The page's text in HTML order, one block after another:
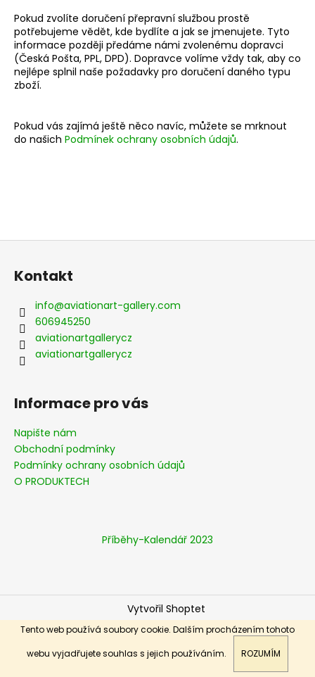
Tento web používá soubory cookie. Dalším procházením tohoto
webu vyjadřujete souhlas s jejich používáním.
ROZUMÍM
Pokud zvolíte doručení přepravní službou prostě
potřebujeme vědět, kde bydlíte a jak se jmenujete. Tyto
informace později předáme námi zvolenému dopravci
(Česká Pošta, PPL, DPD). Dopravce volíme vždy tak, aby co
nejlépe splnil naše požadavky pro doručení daného typu
zboží.
Pokud vás zajímá ještě něco navíc, můžete se mrknout
do našich Podmínek ochrany osobních údajů.
r
u
č
u
j
e
e
Z
Kontakt
info@aviationart-gallery.com
606945250
aviationartgallerycz
aviationartgallerycz
Informace pro vás
Napište nám
Obchodní podmínky
Podmínky ochrany osobních údajů
O PRODUKTECH
Příběhy-Kalendář 2023
Vytvořil Shoptet
Copyright 2026Aviationart-gallery. Všechna práva